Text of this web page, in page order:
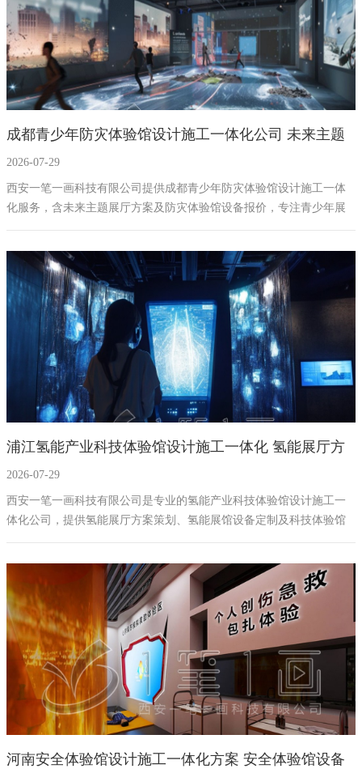
成都青少年防灾体验馆设计施工一体化公司 未来主题
展厅方案及设备报价
2026-07-29
西安一笔一画科技有限公司提供成都青少年防灾体验馆设计施工一体
化服务，含未来主题展厅方案及防灾体验馆设备报价，专注青少年展
厅施工，打造集认知、实训、体验、共创于一体的沉浸式教育基地，
浦江氢能产业科技体验馆设计施工一体化 氢能展厅方
案 展馆设备公司
2026-07-29
西安一笔一画科技有限公司是专业的氢能产业科技体验馆设计施工一
体化公司，提供氢能展厅方案策划、氢能展馆设备定制及科技体验馆
设计服务，专注产业展厅方案规划与展厅施工一体化服务，打造集科
河南安全体验馆设计施工一体化方案 安全体验馆设备